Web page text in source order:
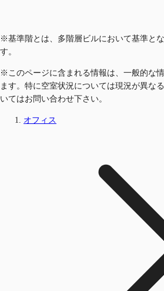
※基準階とは、多階層ビルにおいて基準と
す。
※このページに含まれる情報は、一般的な
ます。特に空室状況については現況が異な
いてはお問い合わせ下さい。
オフィス